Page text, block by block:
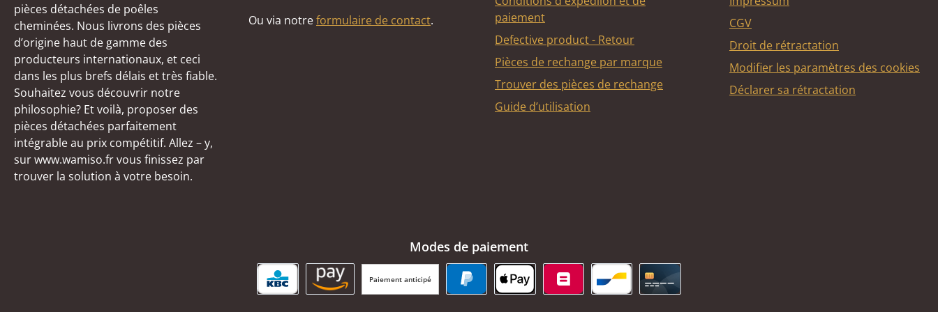
pièces détachées de poêles
cheminées. Nous livrons des pièces
d’origine haut de gamme des
producteurs internationaux, et ceci
dans les plus brefs délais et très fiable.
Souhaitez vous découvrir notre
philosophie? Et voilà, proposer des
pièces détachées parfaitement
intégrable au prix compétitif. Allez – y,
sur www.wamiso.fr vous finissez par
trouver la solution à votre besoin.
Ou via notreformulaire de contact.
paiement
Defective product - Retour
Pièces de rechange par marque
Trouver des pièces de rechange
Guide d’utilisation
CGV
Droit de rétractation
Modifier les paramètres des cookies
Déclarer sa rétractation
Modes de paiement
Paiement anticipé